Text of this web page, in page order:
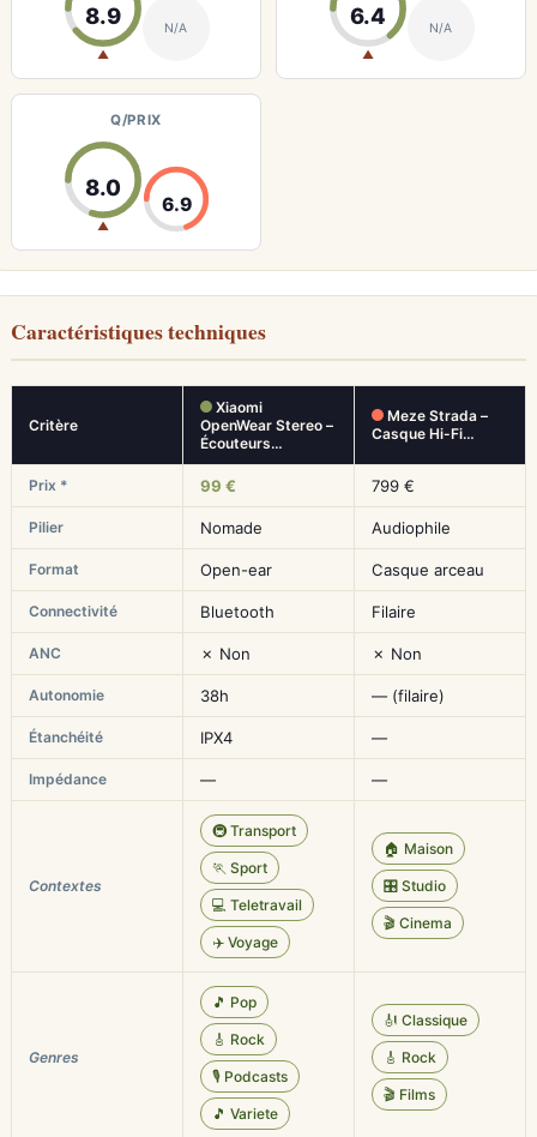
8.9
▲
N/A 6.4
▲
N/A
Q/PRIX
8.0
▲
6.9
Caractéristiques techniques
Critère
Xiaomi
OpenWear Stereo –
Écouteurs…
Meze Strada –
Casque Hi-Fi…
Prix * 99 € 799 €
Pilier Nomade Audiophile
Format Open-ear Casque arceau
Connectivité Bluetooth Filaire
ANC ✗ Non ✗ Non
Autonomie 38h — (filaire)
Étanchéité IPX4 —
Impédance — —
Contextes
🚇 Transport
🏃 Sport
💻 Teletravail
✈️ Voyage
🏠 Maison
🎛️ Studio
🎬 Cinema
Genres
🎵 Pop
🎸 Rock
🎙️ Podcasts
🎵 Variete
🎻 Classique
🎸 Rock
🎬 Films